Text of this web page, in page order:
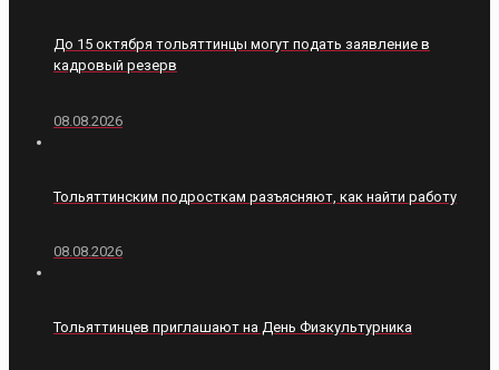
До 15 октября тольяттинцы могут подать заявление в
кадровый резерв
08.08.2026
Тольяттинским подросткам разъясняют, как найти работу
08.08.2026
Тольяттинцев приглашают на День Физкультурника